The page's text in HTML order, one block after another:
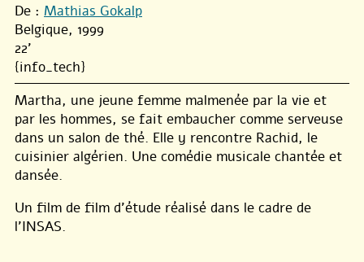
De : Mathias Gokalp
Belgique, 1999
22'
{info_tech}
Martha, une jeune femme malmenée par la vie et
par les hommes, se fait embaucher comme serveuse
dans un salon de thé. Elle y rencontre Rachid, le
cuisinier algérien. Une comédie musicale chantée et
dansée.
Un film de film d’étude réalisé dans le cadre de
l’INSAS.